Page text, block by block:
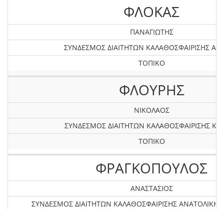
ΦΛΟΚΑΣ
ΠΑΝΑΓΙΩΤΗΣ
ΣΥΝΔΕΣΜΟΣ ΔΙΑΙΤΗΤΩΝ ΚΑΛΑΘΟΣΦΑΙΡΙΣΗΣ
ΤΟΠΙΚΟ
ΦΛΟΥΡΗΣ
ΝΙΚΟΛΑΟΣ
ΣΥΝΔΕΣΜΟΣ ΔΙΑΙΤΗΤΩΝ ΚΑΛΑΘΟΣΦΑΙΡΙΣΗΣ
ΤΟΠΙΚΟ
ΦΡΑΓΚΟΠΟΥΛΟΣ
ΑΝΑΣΤΑΣΙΟΣ
ΣΥΝΔΕΣΜΟΣ ΔΙΑΙΤΗΤΩΝ ΚΑΛΑΘΟΣΦΑΙΡΙΣΗΣ